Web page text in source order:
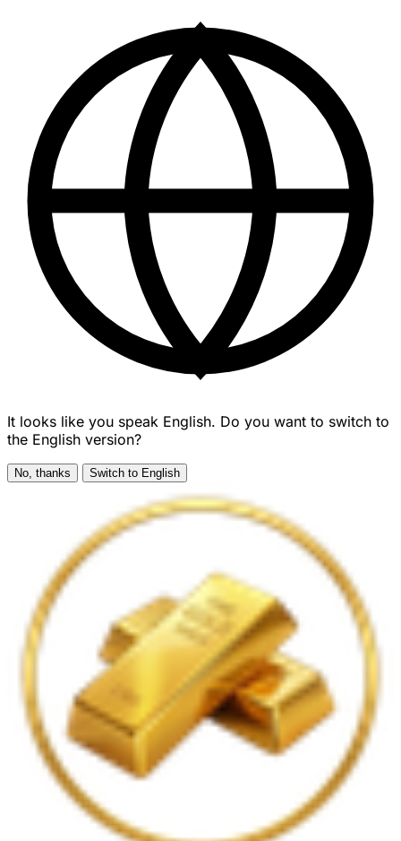
It looks like you speak English. Do you want to switch to
the English version?
No, thanks Switch to English